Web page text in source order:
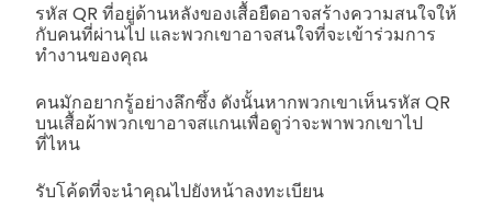
รหัส QR ที่อยู่ด้านหลังของเสื้อยืดอาจสร้างความสนใจให้
กับคนที่ผ่านไป และพวกเขาอาจสนใจที่จะเข้าร่วมการ
ทำงานของคุณ
คนมักอยากรู้อย่างลึกซึ้ง ดังนั้นหากพวกเขาเห็นรหัส QR
บนเสื้อผ้าพวกเขาอาจสแกนเพื่อดูว่าจะพาพวกเขาไป
ที่ไหน
รับโค้ดที่จะนำคุณไปยังหน้าลงทะเบียน